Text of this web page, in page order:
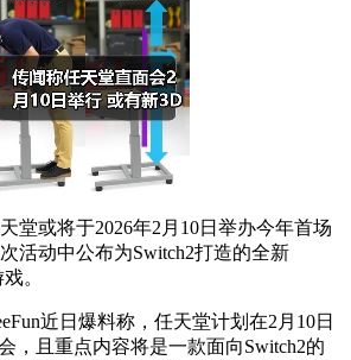
堂或将于2026年2月10日举办今年首场
活动中公布为Switch2打造的全新
。
近日爆料称，任天堂计划在2月10日
，且重点内容将是一款面向Switch2的